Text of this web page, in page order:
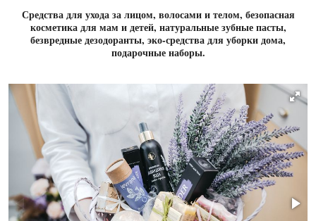
Средства для ухода за лицом, волосами и телом, безопасная
косметика для мам и детей, натуральные зубные пасты,
безвредные дезодоранты, эко-средства для уборки дома,
подарочные наборы.